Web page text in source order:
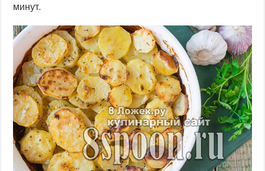
минут.